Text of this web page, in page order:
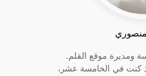
ومديرة موقع القلم.
كنت في الخامسة عشر،